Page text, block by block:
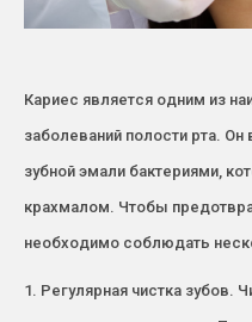
Кариес является одним из
заболеваний полости рта.
зубной эмали бактериями,
крахмалом. Чтобы
необходимо соблюдать
1. Регулярная чистка зубов.